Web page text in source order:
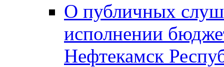
О публичных
исполнении
Нефтекамск